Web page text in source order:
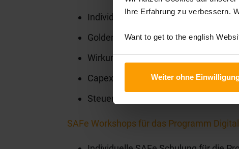
Ihre Erfahrung zu verbessern.
Want to get to the english
Weiter ohne
Individual Training zu Agilen und
Golden Circle Why What How
Wirkungen auf ein Lean Portfolio
Capex/Opex
Steuerungs- und Entscheidungs-
SAFe Workshops für das Programm